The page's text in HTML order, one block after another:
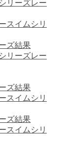
リーズレー
スイムシリ
ズ結果
リーズレー
ズ結果
スイムシリ
ズ結果
スイムシリ